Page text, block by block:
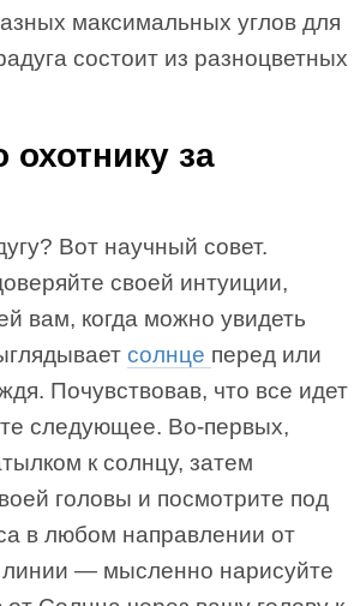
максимальных углов для
состоит из разноцветных
охотнику за
Вот научный совет.
своей интуиции,
вам, когда можно увидеть
солнце перед или
Почувствовав, что все идет
следующее. Во-первых,
к солнцу, затем
головы и посмотрите под
в любом направлении от
— мысленно нарисуйте